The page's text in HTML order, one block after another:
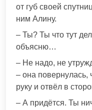
от губ своей
ним Алину.
– Ты? Ты что тут
объясню…
– Не надо, не
– она повернулась,
руку и отвёл в
– А придётся. Ты